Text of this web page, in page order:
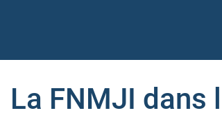
La FNMJI dans